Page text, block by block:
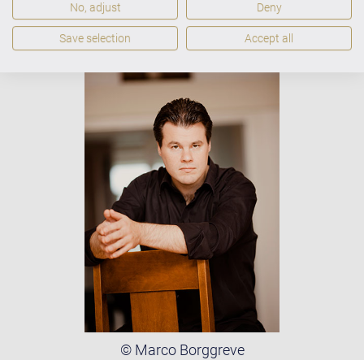
© Marco Borggreve
No, adjust Deny
Save selection Accept all